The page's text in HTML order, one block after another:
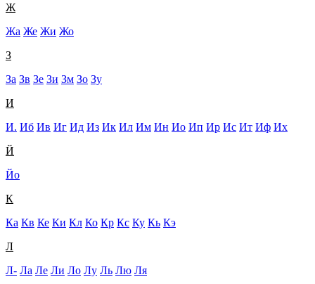
Ж
Жа Же Жи Жо
З
За Зв Зе Зи Зм Зо Зу
И
И. Иб Ив Иг Ид Из Ик Ил Им Ин Ио Ип Ир Ис Ит Иф Их
Й
Йо
К
Ка Кв Ке Ки Кл Ко Кр Кс Ку Кь Кэ
Л
Л- Ла Ле Ли Ло Лу Ль Лю Ля